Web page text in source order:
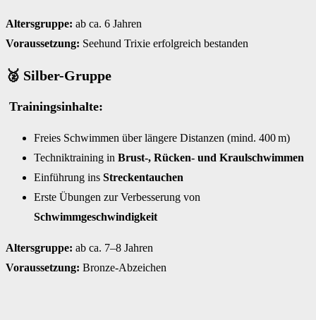
Altersgruppe: ab ca. 6 Jahren
Voraussetzung: Seehund Trixie erfolgreich bestanden
🥈 Silber-Gruppe
Trainingsinhalte:
Freies Schwimmen über längere Distanzen (mind. 400 m)
Techniktraining in Brust-, Rücken- und Kraulschwimmen
Einführung ins Streckentauchen
Erste Übungen zur Verbesserung von
Schwimmgeschwindigkeit
Altersgruppe: ab ca. 7–8 Jahren
Voraussetzung: Bronze-Abzeichen